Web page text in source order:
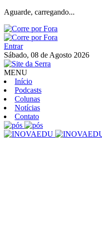
Aguarde, carregando...
Entrar
Sábado, 08 de Agosto 2026
MENU
Início
Podcasts
Colunas
Notícias
Contato